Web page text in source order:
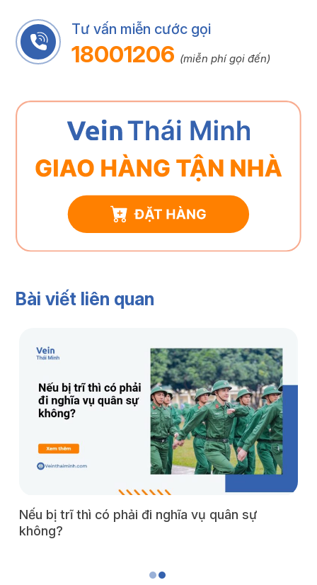
Tư vấn miễn cước gọi
18001206 (miễn phí gọi đến)
Bài viết liên quan
Nếu bị trĩ thì có phải đi nghĩa vụ quân sự
không?